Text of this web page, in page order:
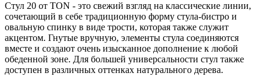
Стул 20 от TON - это свежий взгляд на классические линии,
сочетающий в себе традиционную форму стула-бистро и
овальную спинку в виде трости, которая также служит
акцентом. Гнутые вручную, элементы стула соединяются
вместе и создают очень изысканное дополнение к любой
обеденной зоне. Для большей универсальности стул также
доступен в различных оттенках натурального дерева.